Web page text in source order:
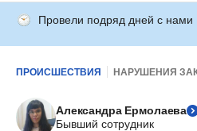
Провели подряд дней с нами
ПРОИСШЕСТВИЯ НАРУШЕНИЯ
Александра Ермолаева
Бывший сотрудник